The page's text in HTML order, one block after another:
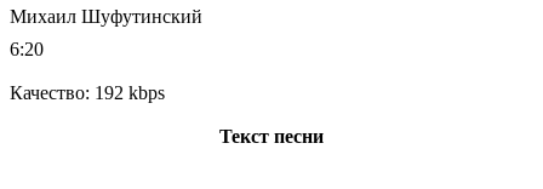
Михаил Шуфутинский
6:20
Качество: 192 kbps
Текст песни